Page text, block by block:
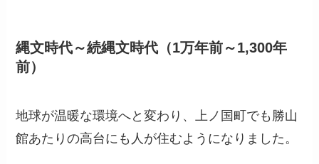
縄文時代～続縄文時代（1万年前～1,300年
前）
地球が温暖な環境へと変わり、上ノ国町でも勝山
館あたりの高台にも人が住むようになりました。